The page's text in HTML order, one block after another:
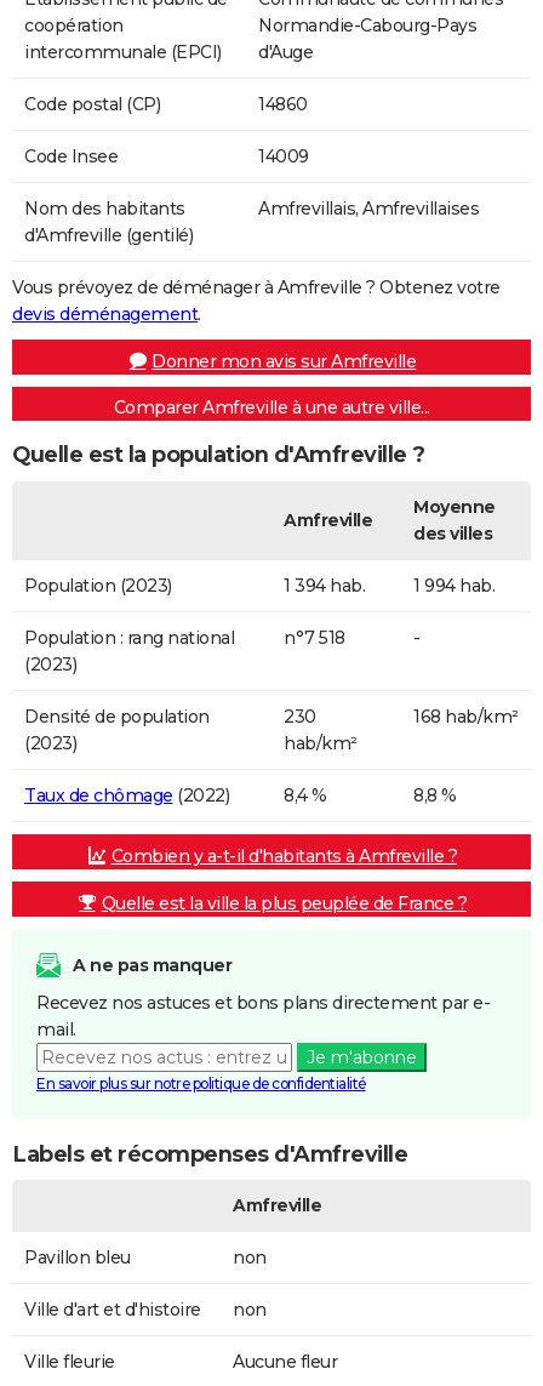
coopération
intercommunale (EPCI)
Normandie-Cabourg-Pays
d'Auge
Code postal (CP) 14860
Code Insee 14009
Nom des habitants
d'Amfreville (gentilé)
Amfrevillais, Amfrevillaises
Vous prévoyez de déménager à Amfreville ? Obtenez votre
devis déménagement.
Donner mon avis sur Amfreville
Comparer Amfreville à une autre ville...
Quelle est la population d'Amfreville ?
Amfreville
Moyenne
des villes
Population (2023) 1 394 hab. 1 994 hab.
Population : rang national
(2023)
n°7 518 -
Densité de population
(2023)
230
hab/km²
168 hab/km²
Taux de chômage (2022) 8,4 % 8,8 %
Combien y a-t-il d'habitants à Amfreville ?
Quelle est la ville la plus peuplée de France ?
A ne pas manquer
Recevez nos astuces et bons plans directement par e-
mail.
Je m'abonne
En savoir plus sur notre politique de confidentialité
Labels et récompenses d'Amfreville
Amfreville
Pavillon bleu non
Ville d'art et d'histoire non
Ville fleurie Aucune fleur